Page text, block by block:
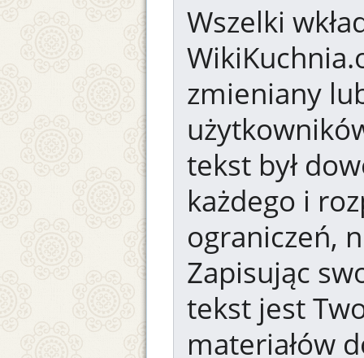
Wszelki
zmieniany
tekst był
każdego i
ograniczeń,
Zapisując
tekst jest
materiałów